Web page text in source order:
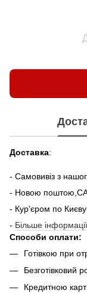
Доставка:
- Самовивіз з
- Новою
- Кур'єром по
- Більше
Способи оплати:
Готівкою при
Безготівковий
Кредитною